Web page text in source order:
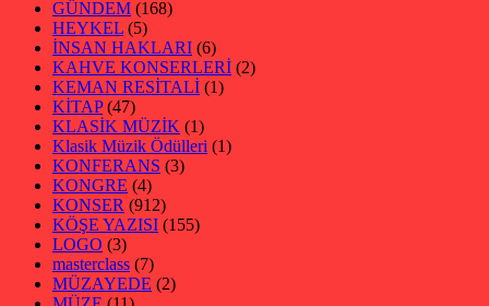
GÜNDEM (168)
HEYKEL (5)
İNSAN HAKLARI (6)
KAHVE KONSERLERİ (2)
KEMAN RESİTALİ (1)
KİTAP(47)
KLASİK MÜZİK (1)
Klasik Müzik Ödülleri (1)
KONFERANS (3)
KONGRE (4)
KONSER (912)
KÖŞE YAZISI (155)
LOGO (3)
masterclass (7)
MÜZAYEDE (2)